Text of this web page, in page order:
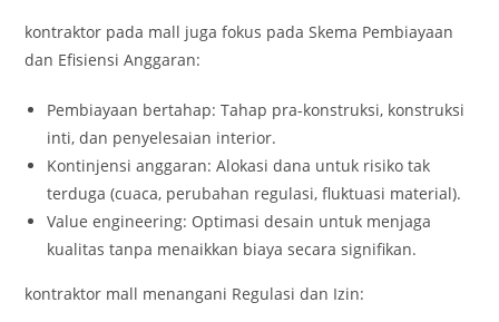
kontraktor pada mall juga fokus pada Skema Pembiayaan
dan Efisiensi Anggaran:
Pembiayaan bertahap: Tahap pra-konstruksi, konstruksi
inti, dan penyelesaian interior.
Kontinjensi anggaran: Alokasi dana untuk risiko tak
terduga (cuaca, perubahan regulasi, fluktuasi material).
Value engineering: Optimasi desain untuk menjaga
kualitas tanpa menaikkan biaya secara signifikan.
kontraktor mall menangani Regulasi dan Izin: